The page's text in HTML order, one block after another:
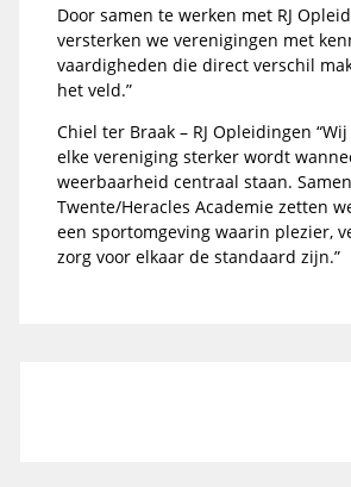
Door samen te werken met RJ
versterken we verenigingen met
vaardigheden die direct verschil
het veld.”
Chiel ter Braak – RJ Opleidingen
elke vereniging sterker wordt
weerbaarheid centraal staan.
Twente/Heracles Academie zetten
een sportomgeving waarin plezier,
zorg voor elkaar de standaard zijn.”